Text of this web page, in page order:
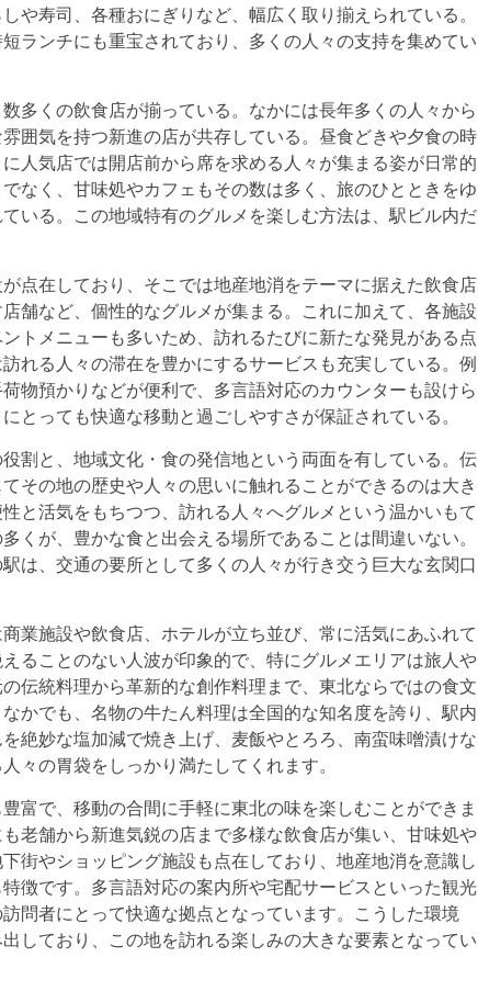
や寿司、各種おにぎりなど、幅広く取り揃えられている。
ランチにも重宝されており、多くの人々の支持を集めてい
多くの飲食店が揃っている。なかには長年多くの人々から
囲気を持つ新進の店が共存している。昼食どきや夕食の時
人気店では開店前から席を求める人々が集まる姿が日常的
なく、甘味処やカフェもその数は多く、旅のひとときをゆ
いる。この地域特有のグルメを楽しむ方法は、駅ビル内だ
点在しており、そこでは地産地消をテーマに据えた飲食店
舗など、個性的なグルメが集まる。これに加えて、各施設
トメニューも多いため、訪れるたびに新たな発見がある点
れる人々の滞在を豊かにするサービスも充実している。例
物預かりなどが便利で、多言語対応のカウンターも設けら
とっても快適な移動と過ごしやすさが保証されている。
割と、地域文化・食の発信地という両面を有している。伝
その地の歴史や人々の思いに触れることができるのは大き
と活気をもちつつ、訪れる人々へグルメという温かいもて
くが、豊かな食と出会える場所であることは間違いない。
は、交通の要所として多くの人々が行き交う巨大な玄関口
業施設や飲食店、ホテルが立ち並び、常に活気にあふれて
ることのない人波が印象的で、特にグルメエリアは旅人や
伝統料理から革新的な創作料理まで、東北ならではの食文
かでも、名物の牛たん料理は全国的な知名度を誇り、駅内
絶妙な塩加減で焼き上げ、麦飯やとろろ、南蛮味噌漬けな
々の胃袋をしっかり満たしてくれます。
富で、移動の合間に手軽に東北の味を楽しむことができま
老舗から新進気鋭の店まで多様な飲食店が集い、甘味処や
街やショッピング施設も点在しており、地産地消を意識し
徴です。多言語対応の案内所や宅配サービスといった観光
問者にとって快適な拠点となっています。こうした環境
しており、この地を訪れる楽しみの大きな要素となってい